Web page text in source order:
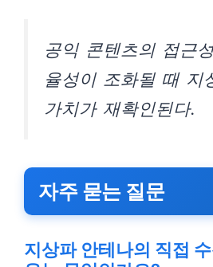
공익 콘텐츠의 접근
율성이 조화될 때 지
가치가 재확인된다.
자주 묻는 질문
지상파 안테나의 직접